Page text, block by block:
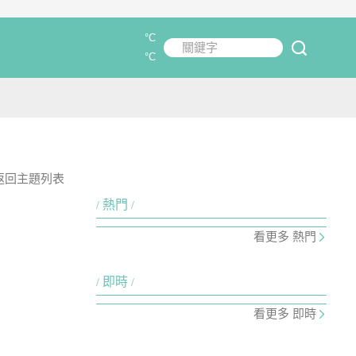
關鍵字
°C
°C
回主題列表
熱門
看更多 熱門
即時
看更多 即時